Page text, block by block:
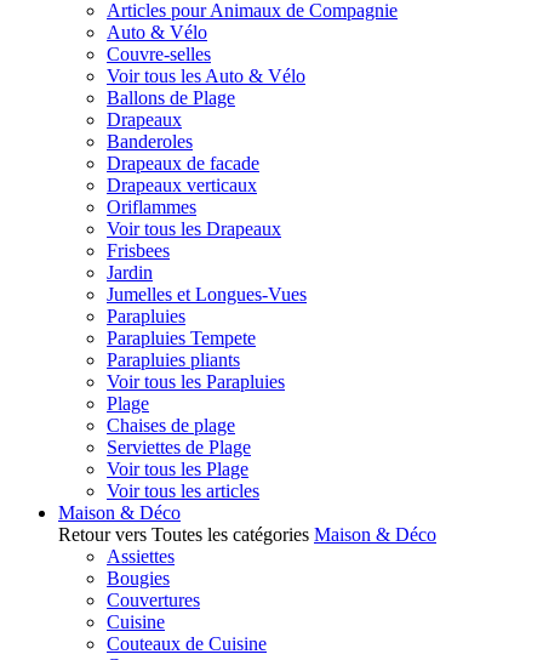
Articles pour Animaux de Compagnie
Auto & Vélo
Couvre-selles
Voir tous les Auto & Vélo
Ballons de Plage
Drapeaux
Banderoles
Drapeaux de facade
Drapeaux verticaux
Oriflammes
Voir tous les Drapeaux
Frisbees
Jardin
Jumelles et Longues-Vues
Parapluies
Parapluies Tempete
Parapluies pliants
Voir tous les Parapluies
Plage
Chaises de plage
Serviettes de Plage
Voir tous les Plage
Voir tous les articles
Maison & Déco
Retour vers Toutes les catégories Maison & Déco
Assiettes
Bougies
Couvertures
Cuisine
Couteaux de Cuisine